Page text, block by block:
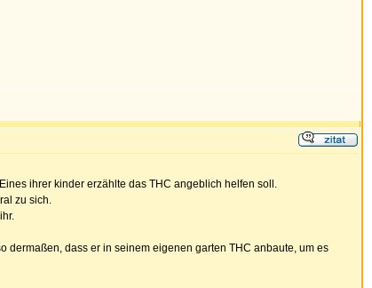
ihrer kinder erzählte das THC angeblich helfen soll.
zu sich.
dermaßen, dass er in seinem eigenen garten THC anbaute, um es